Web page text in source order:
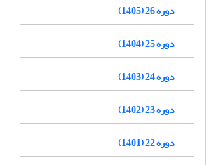
دوره 26 (1405)
دوره 25 (1404)
دوره 24 (1403)
دوره 23 (1402)
دوره 22 (1401)